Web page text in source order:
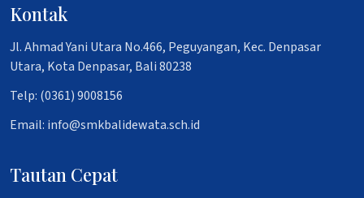
Kontak
Jl. Ahmad Yani Utara No.466, Peguyangan, Kec. Denpasar
Utara, Kota Denpasar, Bali 80238
Telp: (0361) 9008156
Email: info@smkbalidewata.sch.id
Tautan Cepat